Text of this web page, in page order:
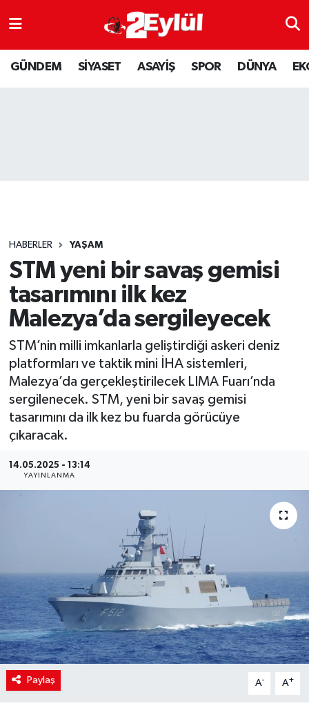
GÜNDEM SİYASET ASAYİŞ SPOR DÜNYA
HABERLER YAŞAM
STM yeni bir savaş gemisi
tasarımını ilk kez
Malezya’da sergileyecek
STM’nin milli imkanlarla geliştirdiği askeri deniz
platformları ve taktik mini İHA sistemleri,
Malezya’da gerçekleştirilecek LIMA Fuarı’nda
sergilenecek. STM, yeni bir savaş gemisi
tasarımını da ilk kez bu fuarda görücüye
çıkaracak.
14.05.2025 - 13:14
YAYINLANMA
Paylaş A- A+
ASAYİŞ
DÜNYA
SPOR
YAŞAM
Nöbetçi Eczaneler
Hava Durumu
Son Dakika Haberleri
Haber Arşivi